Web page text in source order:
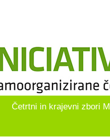
Četrtni in krajevni zbori